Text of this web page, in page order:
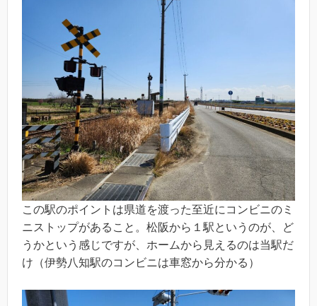
この駅のポイントは県道を渡った至近にコンビニのミ
ニストップがあること。松阪から１駅というのが、ど
うかという感じですが、ホームから見えるのは当駅だ
け（伊勢八知駅のコンビニは車窓から分かる）